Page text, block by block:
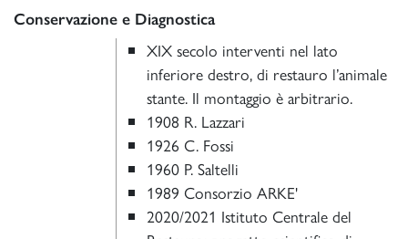
Conservazione e Diagnostica
XIX secolo interventi nel lato
inferiore destro, di restauro l’animale
stante. Il montaggio è arbitrario.
1908 R. Lazzari
1926 C. Fossi
1960 P. Saltelli
1989 Consorzio ARKE'
2020/2021 Istituto Centrale del